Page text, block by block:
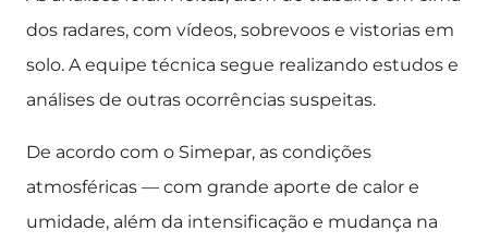
dos radares, com vídeos, sobrevoos e vistorias em
solo. A equipe técnica segue realizando estudos e
análises de outras ocorrências suspeitas.
De acordo com o Simepar, as condições
atmosféricas — com grande aporte de calor e
umidade, além da intensificação e mudança na